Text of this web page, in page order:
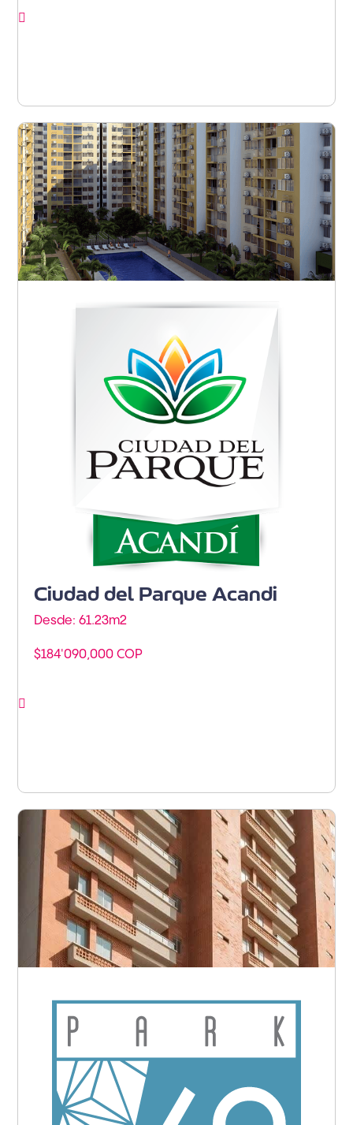
Barranquilla - Soledad
Ciudad del Parque Acandi
Desde: 61.23m2
$184'090,000 COP
Barranquilla - Bellavista